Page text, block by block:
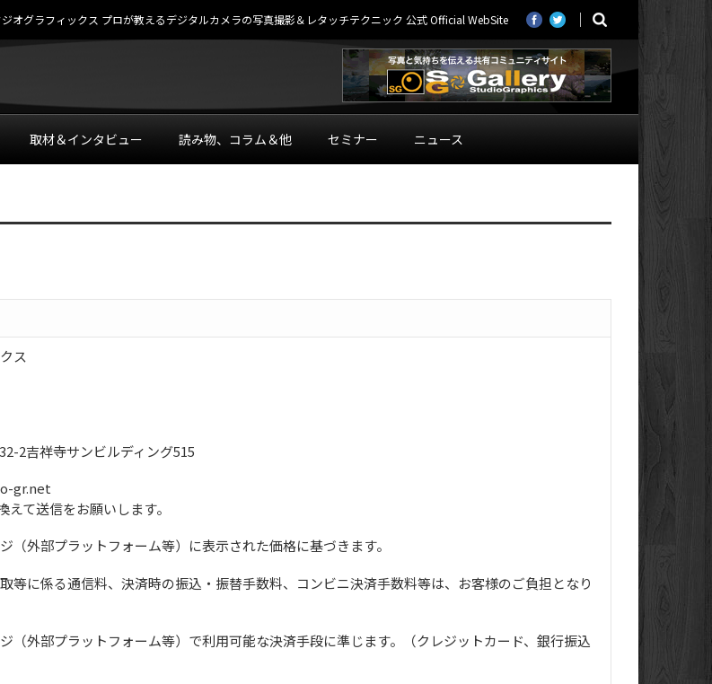
ジオグラフィックス プロが教えるデジタルカメラの写真撮影＆レタッチテクニック 公式 Official WebSite
取材＆インタビュー 読み物、コラム＆他 セミナー ニュース
ス
2吉祥寺サンビルディング515
gr.net
て送信をお願いします。
（外部プラットフォーム等）に表示された価格に基づきます。
等に係る通信料、決済時の振込・振替手数料、コンビニ決済手数料等は、お客様のご負担となり
（外部プラットフォーム等）で利用可能な決済手段に準じます。（クレジットカード、銀行振込